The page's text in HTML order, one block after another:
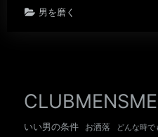
男を磨く
いい男の条件 お洒落 どんな時で